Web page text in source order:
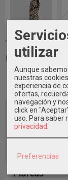
Marcas
CONJUNTO DE
BLUSA Y FALDA
TANTREND ~
74,95 €
utilizar
Aunque
nuestras
experiencia de
ofertas,
navegación y
click en
uso. Para saber
privacidad
Preferencias